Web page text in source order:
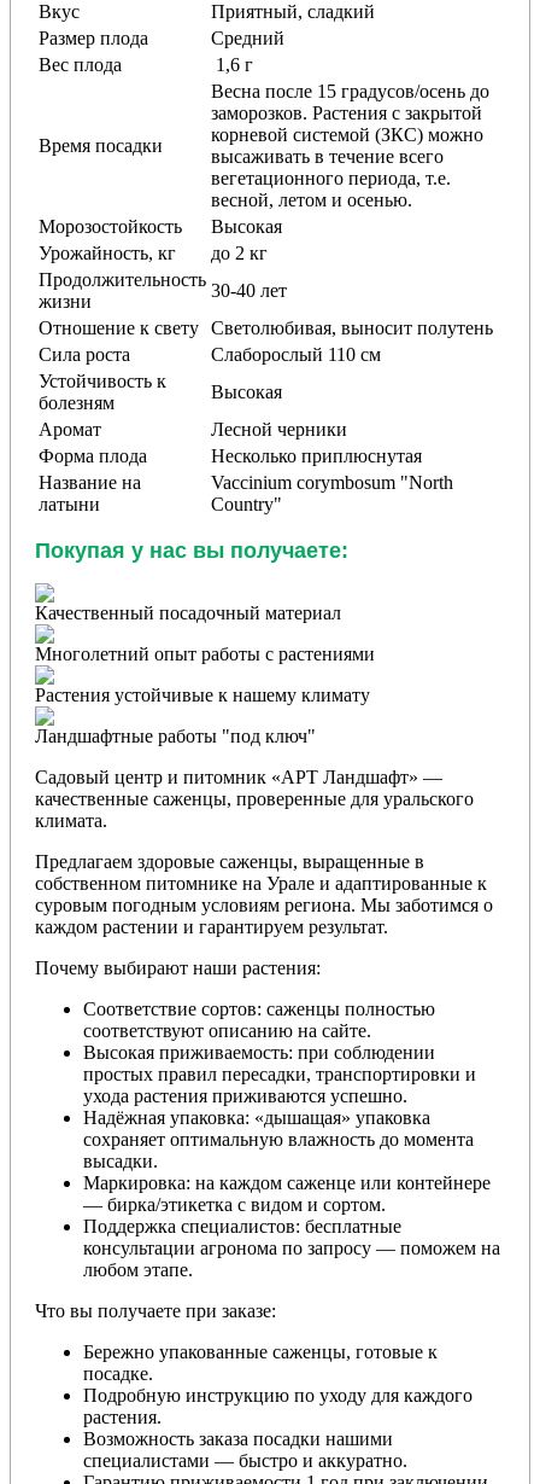
Вкус
Приятный, сладкий
Размер плода
Средний
Вес плода
1,6 г
Время посадки
Весна после 15 градусов/осень до
заморозков. Растения с закрытой
корневой системой (ЗКС) можно
высаживать в течение всего
вегетационного периода, т.е.
весной, летом и осенью.
Морозостойкость
Высокая
Урожайность, кг
до 2 кг
Продолжительность
жизни
30-40 лет
Отношение к свету Светолюбивая, выносит полутень
Сила роста
Слаборослый 110 см
Устойчивость к
болезням
Высокая
Аромат
Лесной черники
Форма плода
Несколько приплюснутая
Название на
латыни
Vaccinium corymbosum "North
Country"
Покупая у нас вы получаете:
Качественный посадочный материал
Многолетний опыт работы с растениями
Растения устойчивые к нашему климату
Ландшафтные работы "под ключ"
Садовый центр и питомник «АРТ Ландшафт» —
качественные саженцы, проверенные для уральского
климата.
Предлагаем здоровые саженцы, выращенные в
собственном питомнике на Урале и адаптированные к
суровым погодным условиям региона. Мы заботимся о
каждом растении и гарантируем результат.
Почему выбирают наши растения:
Соответствие сортов: саженцы полностью
соответствуют описанию на сайте.
Высокая приживаемость: при соблюдении
простых правил пересадки, транспортировки и
ухода растения приживаются успешно.
Надёжная упаковка: «дышащая» упаковка
сохраняет оптимальную влажность до момента
высадки.
Маркировка: на каждом саженце или контейнере
— бирка/этикетка с видом и сортом.
Поддержка специалистов: бесплатные
консультации агронома по запросу — поможем на
любом этапе.
Что вы получаете при заказе:
Бережно упакованные саженцы, готовые к
посадке.
Подробную инструкцию по уходу для каждого
растения.
Возможность заказа посадки нашими
специалистами — быстро и аккуратно.